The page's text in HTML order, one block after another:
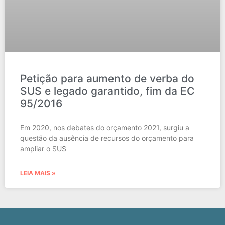
Petição para aumento de verba do
SUS e legado garantido, fim da EC
95/2016
Em 2020, nos debates do orçamento 2021, surgiu a
questão da ausência de recursos do orçamento para
ampliar o SUS
LEIA MAIS »